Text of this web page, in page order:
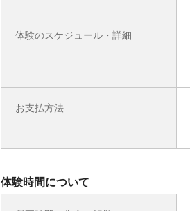
体験のスケジュール・詳細
お支払方法
体験時間について